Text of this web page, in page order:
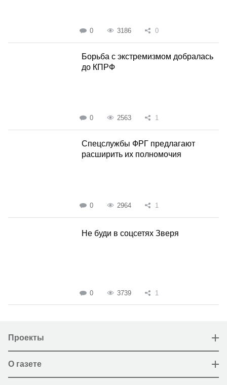
0 3186 0
Борьба с экстремизмом добралась
до КПРФ
0 2563 1
Спецслужбы ФРГ предлагают
расширить их полномочия
0 2964 1
Не буди в соцсетях Зверя
0 3739 1
Проекты
О газете